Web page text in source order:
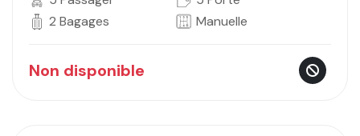
2 Bagages
Manuelle
Non disponible